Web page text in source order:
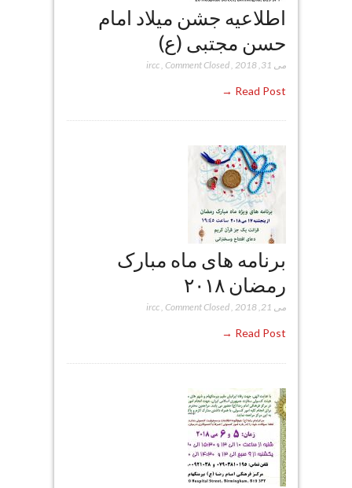
اطلاعیه جشن میلاد امام
حسن مجتبی (ع)
می 31, 2018 ,
ircc, Comment Closed
Read Post →
برنامه های ماه مبارک
رمضان ۲۰۱۸
می 21, 2018 ,
ircc, Comment Closed
Read Post →